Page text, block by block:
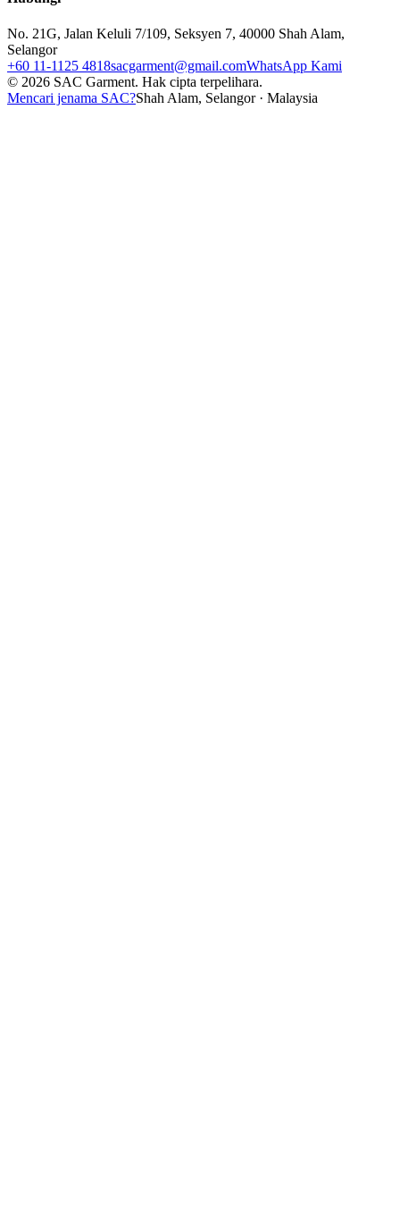
No. 21G, Jalan Keluli 7/109, Seksyen 7, 40000 Shah Alam,
Selangor
+60 11-1125 4818sacgarment@gmail.comWhatsApp Kami
© 2026 SAC Garment. Hak cipta terpelihara.
Mencari jenama SAC?Shah Alam, Selangor · Malaysia